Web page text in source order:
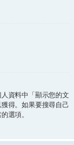
資料中「顯示您的文
得。如果要搜尋自己
選項。